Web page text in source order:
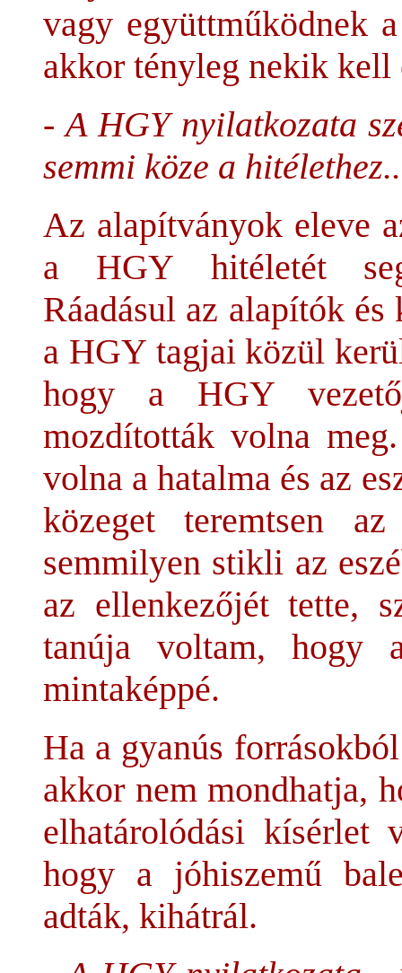
vagy együttműködnek
akkor tényleg nekik
- A HGY nyilatkozata
semmi köze a
Az alapítványok eleve
a HGY hitéletét
Ráadásul az alapítók
a HGY tagjai közül
hogy a HGY
mozdították volna
volna a hatalma és az
közeget teremtsen
semmilyen stikli az
az ellenkezőjét tette,
tanúja voltam, hogy
mintaképpé.
Ha a gyanús
akkor nem mondhatja,
elhatárolódási kísérlet
hogy a jóhiszemű
adták, kihátrál.